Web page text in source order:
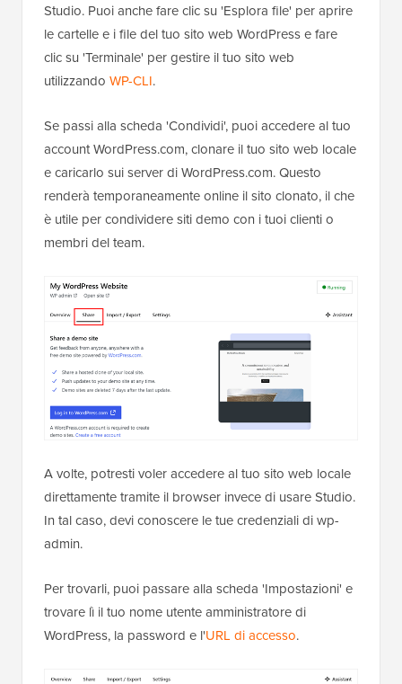
Studio. Puoi anche fare clic su 'Esplora file' per aprire
le cartelle e i file del tuo sito web WordPress e fare
clic su 'Terminale' per gestire il tuo sito web
utilizzando WP-CLI.
Se passi alla scheda 'Condividi', puoi accedere al tuo
account WordPress.com, clonare il tuo sito web locale
e caricarlo sui server di WordPress.com. Questo
renderà temporaneamente online il sito clonato, il che
è utile per condividere siti demo con i tuoi clienti o
membri del team.
A volte, potresti voler accedere al tuo sito web locale
direttamente tramite il browser invece di usare Studio.
In tal caso, devi conoscere le tue credenziali di wp-
admin.
Per trovarli, puoi passare alla scheda 'Impostazioni' e
trovare lì il tuo nome utente amministratore di
WordPress, la password e l'URL di accesso.